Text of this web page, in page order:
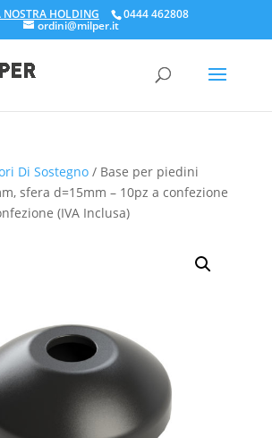
NOSTRA HOLDING 0444 462808
ordini@milper.it
Di Sostegno/ Base per piedini
sfera d=15mm – 10pz a confezione
(IVA Inclusa)